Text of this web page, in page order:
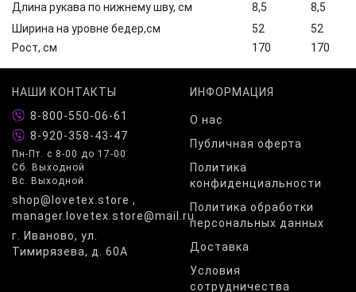
Длина рукава по нижнему шву, см
8,5
8,5
Ширина на уровне бедер,см
52
52
Рост, см
170 170
НАШИ КОНТАКТЫ
8-800-550-06-61
8-920-358-43-47
Пн-Пт. с 8-00 до 17-00
Сб. Выходной
Вс. Выходной
shop@lovetex.store ,
manager.lovetex.store@mail.ru
г. Иваново, ул.
Тимирязева, д. 60А
ИНФОРМАЦИЯ
О нас
Публичная оферта
Политика
конфиденциальности
Политика обработки
персональных данных
Доставка
Условия
сотрудничества